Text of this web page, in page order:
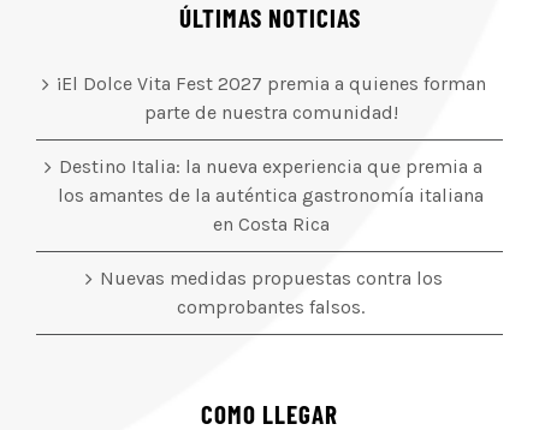
ÚLTIMAS NOTICIAS
¡El Dolce Vita Fest 2027 premia a quienes forman
parte de nuestra comunidad!
Destino Italia: la nueva experiencia que premia a
los amantes de la auténtica gastronomía italiana
en Costa Rica
Nuevas medidas propuestas contra los
comprobantes falsos.
COMO LLEGAR